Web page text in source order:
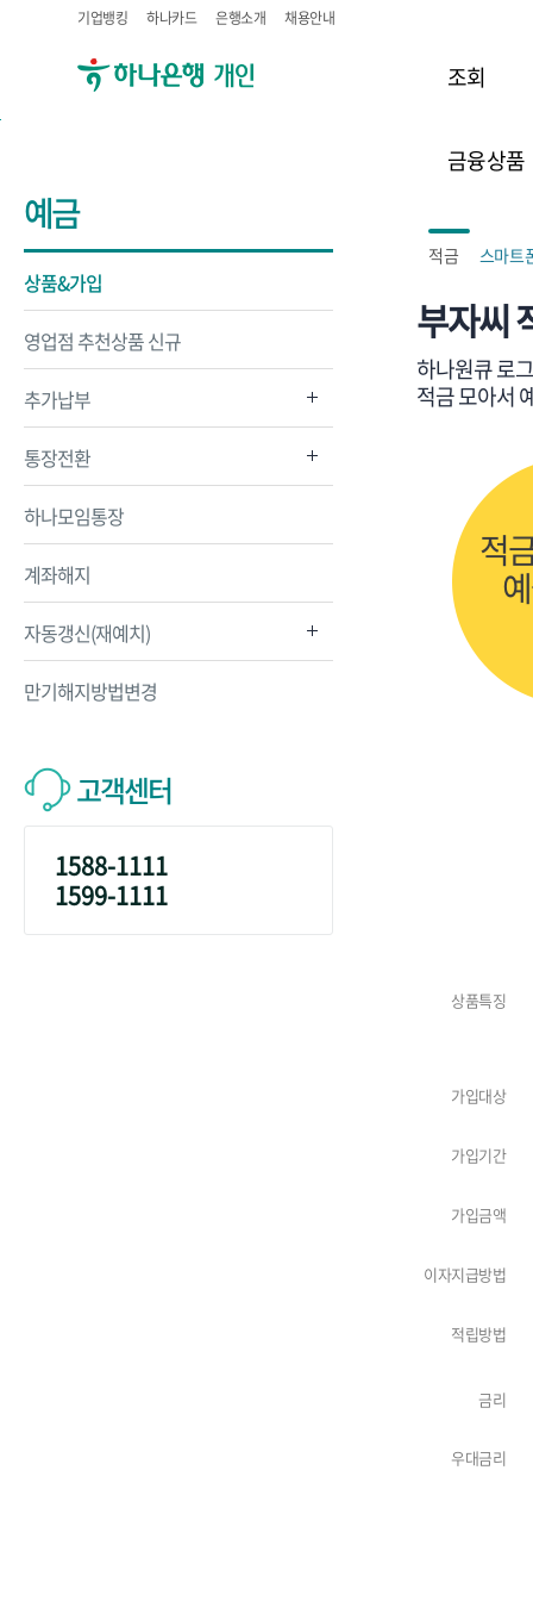
기업뱅킹 하나카드 은행소개 채용안내
조회
금융상품
예금
상품&가입
영업점 추천상품 신규
추가납부
통장전환
하나모임통장
계좌해지
자동갱신(재예치)
만기해지방법변경
고객센터
1588-1111
1599-1111
적금 스마트
부자씨
하나원큐 로
적금 모아서
적
상품특징
가입대상
가입기간
가입금액
이자지급방법
적립방법
금리
우대금리